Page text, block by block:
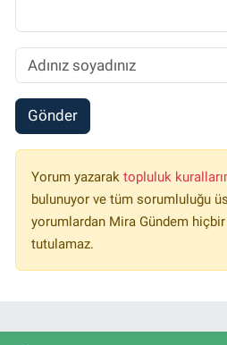
Gönder
Yorum yazarak topluluk
bulunuyor ve tüm sorumluluğu
yorumlardan Mira Gündem
tutulamaz.